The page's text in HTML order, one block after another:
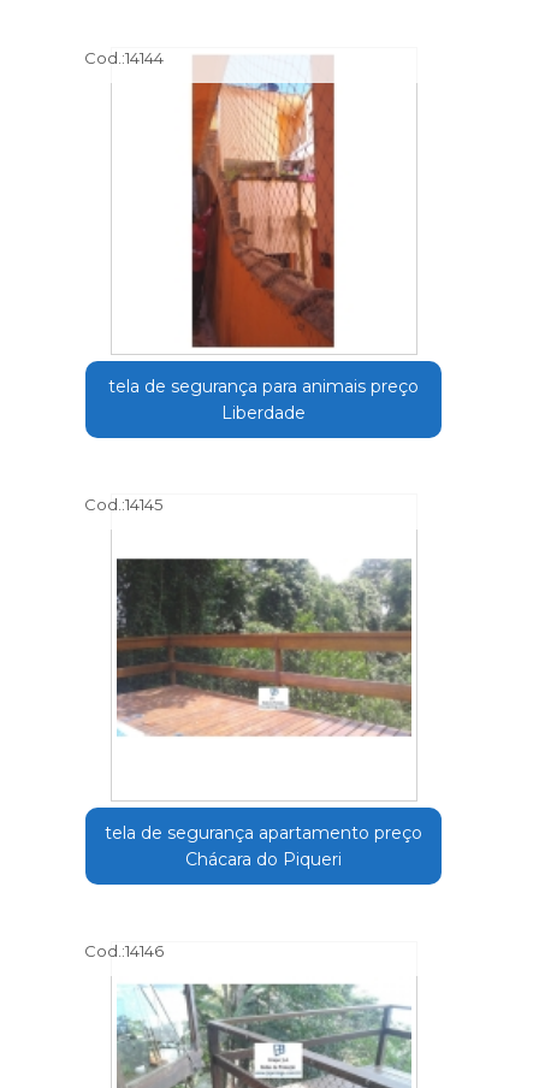
Cod.:14144
tela de segurança para animais preço
Liberdade
Cod.:14145
tela de segurança apartamento preço
Chácara do Piqueri
Cod.:14146